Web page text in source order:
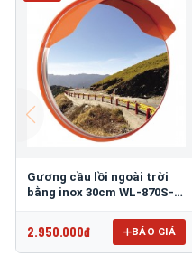
Gương cầu lồi ngoài trời
bằng inox 30cm WL-870S-
2.950.000đ BÁO GIÁ